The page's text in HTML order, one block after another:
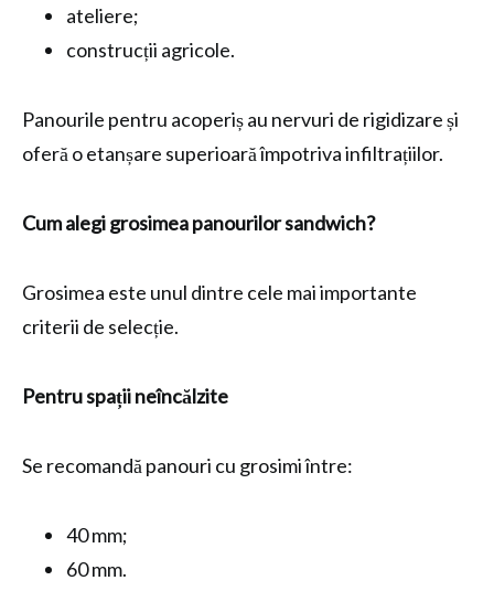
ateliere;
construcții agricole.
Panourile pentru acoperiș au nervuri de rigidizare și
oferă o etanșare superioară împotriva infiltrațiilor.
Cum alegi grosimea panourilor sandwich?
Grosimea este unul dintre cele mai importante
criterii de selecție.
Pentru spații neîncălzite
Se recomandă panouri cu grosimi între:
40 mm;
60 mm.